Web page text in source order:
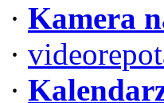
· Kamera
·
·